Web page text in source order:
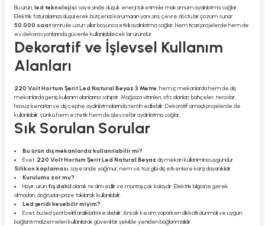
Bu ürün,led teknolojisi sayesinde düşük enerji tüketimi ile maksimum aydınlatma sağlar.
Elektrik faturalarınızı düşürerek bütçenizi korumanın yanı sıra, çevre dostu bir çözüm sunar.
50.000 saatömrü ile uzun yıllar boyunca etkili aydınlatma sağlar. Hem ticari projelerde hem de
ev dekorasyonlarında güvenle kullanılabilecek bir üründür.
Dekoratif ve İşlevsel Kullanım
Alanları
220 Volt Hortum Şerit Led Natural Beyaz 3 Metre, hem iç mekanlarda hem de dış
mekanlarda geniş kullanım alanlarına sahiptir. Mağaza vitrinleri, ofis alanları, bahçeler, teraslar,
havuz kenarları ve dış cephe aydınlatmalarında tercih edilebilir. Dekoratif amaçlı projelerde de
kullanılabilir, çünkü hem estetik hem de işlevsel bir aydınlatma sağlar.
Sık Sorulan Sorular
Bu ürün dış mekanlarda kullanılabilir mi?
Evet, 220 Volt Hortum Şerit Led Natural Beyaz dış mekan kullanımına uygundur.
Silikon kaplaması sayesinde yağmur, nem ve toz gibi dış etkenlere karşı dayanıklıdır.
Kurulumu zor mu?
Hayır, ürün fiş dahil olarak teslim edilir ve montajı çok kolaydır. Elektrik bilgisine gerek
olmadan, doğrudan prize takılarak kullanılabilir.
Led şeridi kesebilir miyim?
Evet, bu led şerit belirli aralıklarla kesilebilir. Ancak kesim yaparken dikkatli olunmalı ve uygun
bağlantı malzemeleri kullanılarak güvenli bir şekilde yeniden bağlanmalıdır.